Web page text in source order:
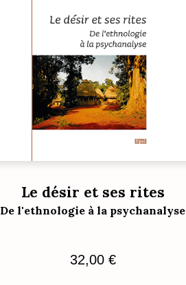
Le désir et ses rites
De l'ethnologie à la psychanalyse
32,00 €